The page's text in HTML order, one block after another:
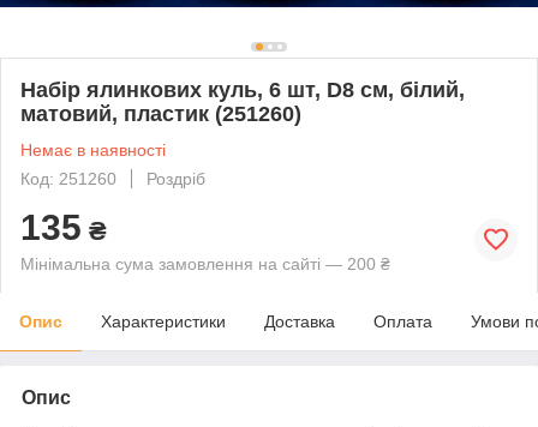
Набір ялинкових куль, 6 шт, D8 см, білий,
матовий, пластик (251260)
Немає в наявності
Код: 251260
Роздріб
135 ₴
Мінімальна сума замовлення на сайті — 200 ₴
Опис Характеристики Доставка Оплата Умови
Опис